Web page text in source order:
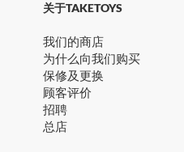
关于TAKETOYS
我们的商店
为什么向我们购买
保修及更换
顾客评价
招聘
总店